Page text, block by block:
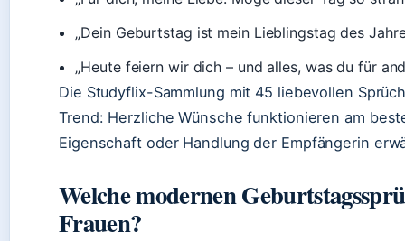
„Dein Geburtstag ist mein Lieblingstag des
„Heute feiern wir dich – und alles, was du für
Die Studyflix-Sammlung mit 45 liebevollen
Trend: Herzliche Wünsche funktionieren am
Eigenschaft oder Handlung der Empfängerin
Welche modernen
Frauen?